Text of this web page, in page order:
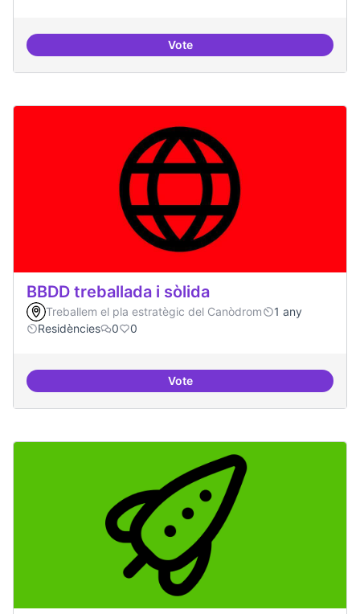
VoteBar obert, que sigui punt de
BBDD treballada i sòlida
Treballem el pla estratègic del Canòdrom
1 any
Residències
0 0
VoteBBDD treballada i sòlida